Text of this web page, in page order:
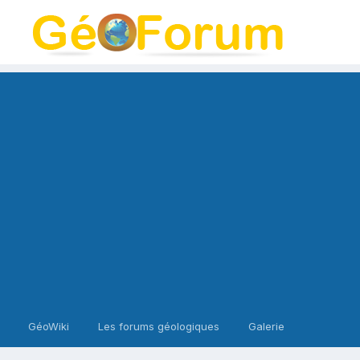
GéoWiki Les forums géologiques Galerie